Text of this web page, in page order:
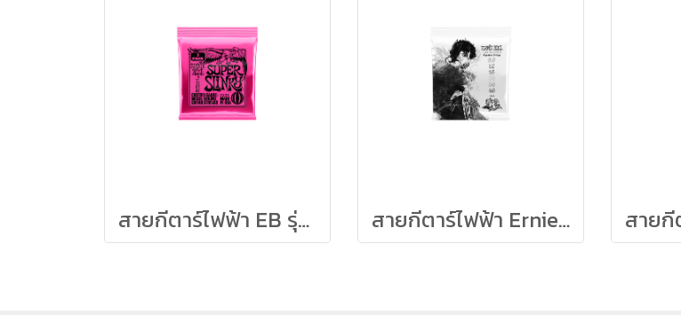
สายกีตาร์ไฟฟ้า EB รุ่น Slinky Nickel Wound (3 ชุด) 09/42 สายกีตาร์ไฟฟ้า Ernie Ball รุ่น Tim Henson 9.5/46